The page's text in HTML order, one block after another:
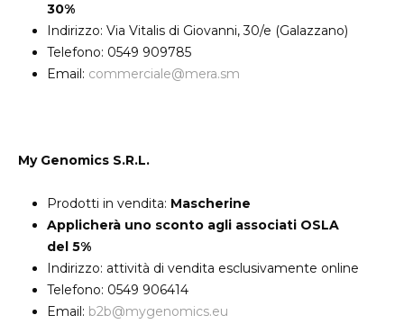
30%
Indirizzo: Via Vitalis di Giovanni, 30/e (Galazzano)
Telefono: 0549 909785
Email: commerciale@mera.sm
My Genomics S.R.L.
Prodotti in vendita: Mascherine
Applicherà uno sconto agli associati OSLA
del 5%
Indirizzo: attività di vendita esclusivamente online
Telefono: 0549 906414
Email: b2b@mygenomics.eu